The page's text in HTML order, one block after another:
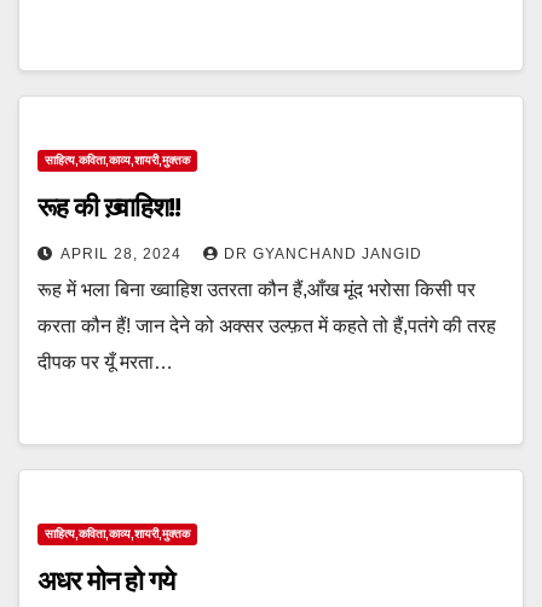
साहित्य,कविता,काव्य,शायरी,मुक्तक
रूह की ख़्वाहिश!!
APRIL 28, 2024 DR GYANCHAND JANGID
रूह में भला बिना ख्वाहिश उतरता कौन हैं,आँख मूंद भरोसा किसी पर
करता कौन हैं! जान देने को अक्सर उल्फ़त में कहते तो हैं,पतंगे की तरह
दीपक पर यूँ मरता…
साहित्य,कविता,काव्य,शायरी,मुक्तक
अधर मोन हो गये